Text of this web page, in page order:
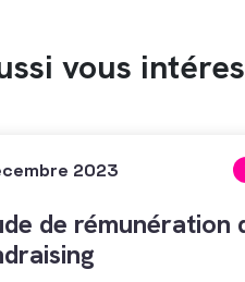
vous
2023
de rémunération